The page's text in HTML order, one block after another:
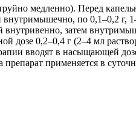
медленно). Перед
по 0,1–0,2 г,
затем
дозе 0,2–0,4 г (2–4 мл
вводят в насыщающей
применяется в